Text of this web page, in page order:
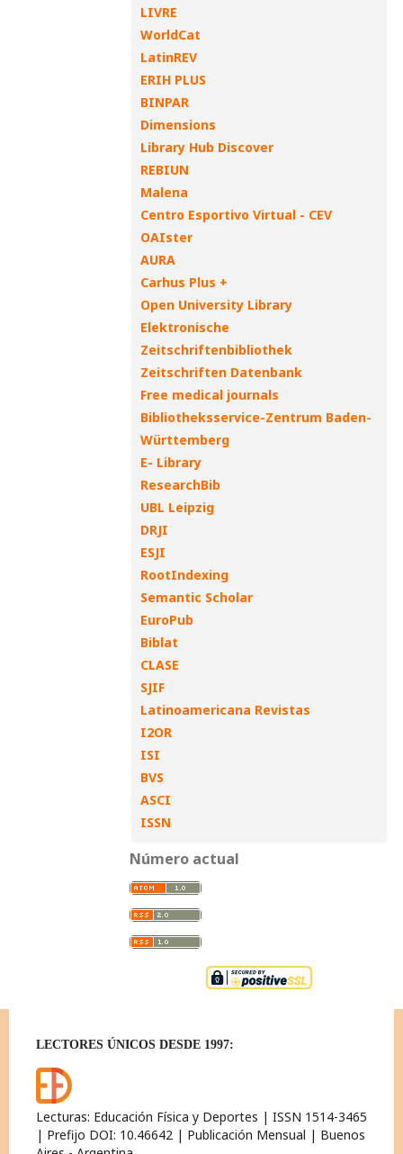
LIVRE
WorldCat
LatinREV
ERIH PLUS
BINPAR
Dimensions
Library Hub Discover
REBIUN
Malena
Centro Esportivo Virtual - CEV
OAIster
AURA
Carhus Plus +
Open University Library
Elektronische
Zeitschriftenbibliothek
Zeitschriften Datenbank
Free medical journals
Bibliotheksservice-Zentrum Baden-
Württemberg
E- Library
ResearchBib
UBL Leipzig
DRJI
ESJI
RootIndexing
Semantic Scholar
EuroPub
Biblat
CLASE
SJIF
Latinoamericana Revistas
I2OR
ISI
BVS
ASCI
ISSN
Número actual
LECTORES ÚNICOS DESDE 1997:
Lecturas: Educación Física y Deportes | ISSN 1514-3465
| Prefijo DOI: 10.46642 | Publicación Mensual | Buenos